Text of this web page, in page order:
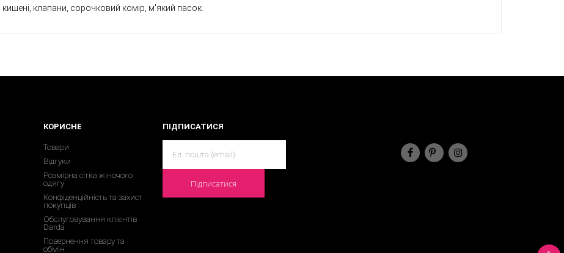
кишені, клапани, сорочковий комір, м'який пасок.
КОРИСНЕ
Товари
Відгуки
Розмірна сітка жіночого
одягу
Конфіденційність та захист
покупців
Обслуговування клієнтів
Darda
Повернення товару та
обмін
ПІДПИСАТИСЯ
Підписатися